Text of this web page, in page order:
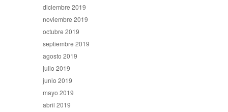
diciembre 2019
noviembre 2019
octubre 2019
septiembre 2019
agosto 2019
julio 2019
junio 2019
mayo 2019
abril 2019